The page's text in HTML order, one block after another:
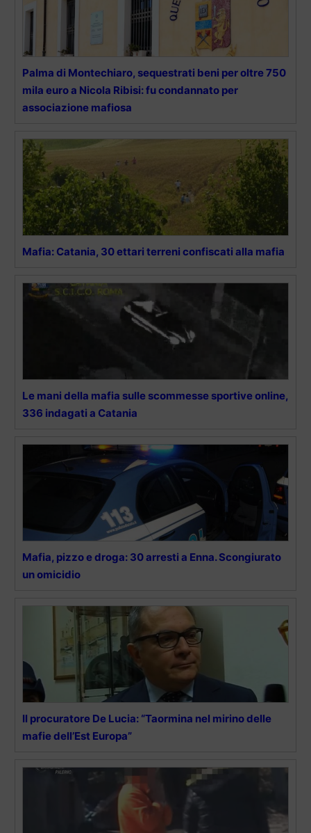
Palma di Montechiaro, sequestrati beni per oltre 750
mila euro a Nicola Ribisi: fu condannato per
associazione mafiosa
Mafia: Catania, 30 ettari terreni confiscati alla mafia
Le mani della mafia sulle scommesse sportive online,
336 indagati a Catania
Mafia, pizzo e droga: 30 arresti a Enna. Scongiurato
un omicidio
Il procuratore De Lucia: “Taormina nel mirino delle
mafie dell’Est Europa”